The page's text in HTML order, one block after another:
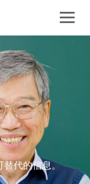
替代的信息。